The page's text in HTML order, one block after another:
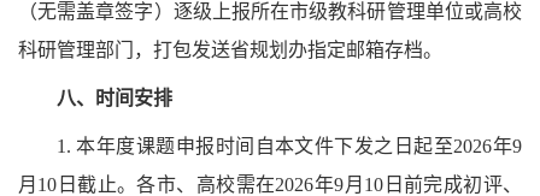
（无需盖章签字）逐级上报所在市级教科研管理单位或高校
科研管理部门，打包发送省规划办指定邮箱存档。
八、 时间安排
1.本年度课题申报时间自本文件下发之日起至2026年9
月10日截止。各市、高校需在2026年9月10日前完成初评、